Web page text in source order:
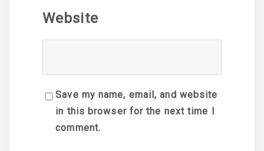
Website
Save my name, email, and website
in this browser for the next time I
comment.